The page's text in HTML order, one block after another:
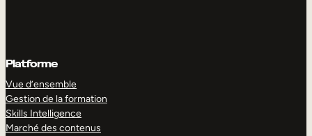
Platforme
Vue d’ensemble
Gestion de la formation
Skills Intelligence
Marché des contenus